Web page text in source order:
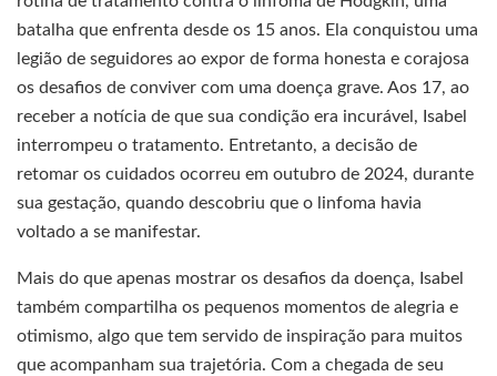
batalha que enfrenta desde os 15 anos. Ela conquistou uma
legião de seguidores ao expor de forma honesta e corajosa
os desafios de conviver com uma doença grave. Aos 17, ao
receber a notícia de que sua condição era incurável, Isabel
interrompeu o tratamento. Entretanto, a decisão de
retomar os cuidados ocorreu em outubro de 2024, durante
sua gestação, quando descobriu que o linfoma havia
voltado a se manifestar.
Mais do que apenas mostrar os desafios da doença, Isabel
também compartilha os pequenos momentos de alegria e
otimismo, algo que tem servido de inspiração para muitos
que acompanham sua trajetória. Com a chegada de seu